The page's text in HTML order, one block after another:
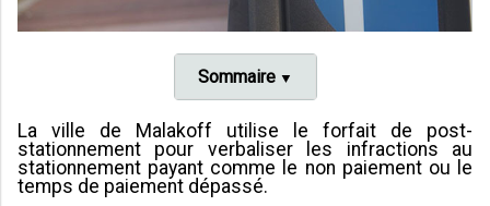
Sommaire
La ville de Malakoff utilise le forfait de post-
stationnement pour verbaliser les infractions au
stationnement payant comme le non paiement ou le
temps de paiement dépassé.